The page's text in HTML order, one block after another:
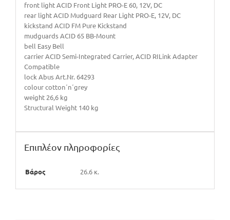
front light ACID Front Light PRO-E 60, 12V, DC
rear light ACID Mudguard Rear Light PRO-E, 12V, DC
kickstand ACID FM Pure Kickstand
mudguards ACID 65 BB-Mount
bell Easy Bell
carrier ACID Semi-Integrated Carrier, ACID RILink Adapter
Compatible
lock Abus Art.Nr. 64293
colour cotton´n´grey
weight 26,6 kg
Structural Weight 140 kg
Επιπλέον πληροφορίες
Βάρος 26.6 κ.